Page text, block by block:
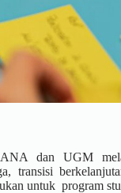
dan UGM
transisi
untuk program